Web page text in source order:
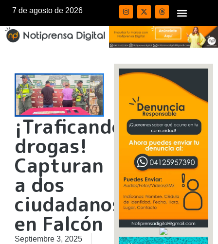
7 de agosto de 2026
¡Traficando
drogas!
Capturan
a dos
ciudadanos
en Falcón
Septiembre 3, 2025